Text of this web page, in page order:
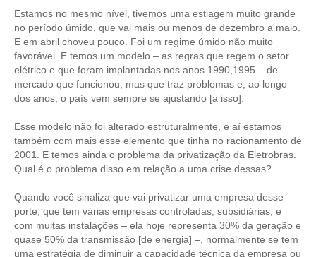
CAMPANHAS SALARIAIS
COMUNICAÇÃO
PALAVRA DO MURILO
CONTEÚDO ESPECIAL
JORNAL DO ENGENHEIRO
AGENDA
SEESP NOTÍCIAS
Estamos no mesmo nível, tivemos uma estiagem muito grande
no período úmido, que vai mais ou menos de dezembro a maio.
E em abril choveu pouco. Foi um regime úmido não muito
favorável. E temos um modelo – as regras que regem o setor
elétrico e que foram implantadas nos anos 1990,1995 – de
mercado que funcionou, mas que traz problemas e, ao longo
dos anos, o país vem sempre se ajustando [a isso].
Esse modelo não foi alterado estruturalmente, e aí estamos
também com mais esse elemento que tinha no racionamento de
2001. E temos ainda o problema da privatização da Eletrobras.
Qual é o problema disso em relação a uma crise dessas?
Quando você sinaliza que vai privatizar uma empresa desse
porte, que tem várias empresas controladas, subsidiárias, e
com muitas instalações – ela hoje representa 30% da geração e
quase 50% da transmissão [de energia] –, normalmente se tem
uma estratégia de diminuir a capacidade técnica da empresa ou